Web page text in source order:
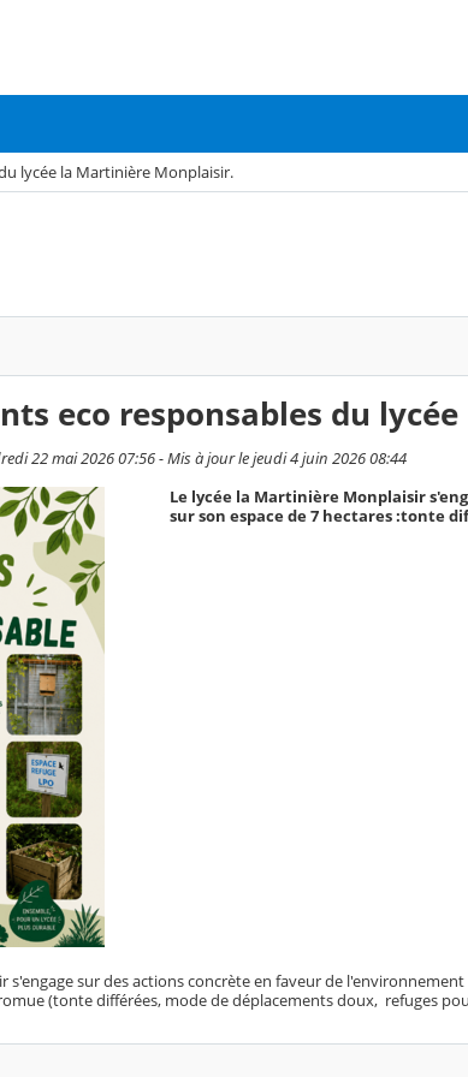
lycée la Martinière Monplaisir.
eco responsables du
22 mai 2026 07:56 - Mis à jour le jeudi 4 juin 2026 08:44
Le lycée la Martinière Monplaisir
sur son espace de 7 hectares :tonte
s'engage sur des actions concrète en faveur de
(tonte différées, mode de déplacements doux, refuges